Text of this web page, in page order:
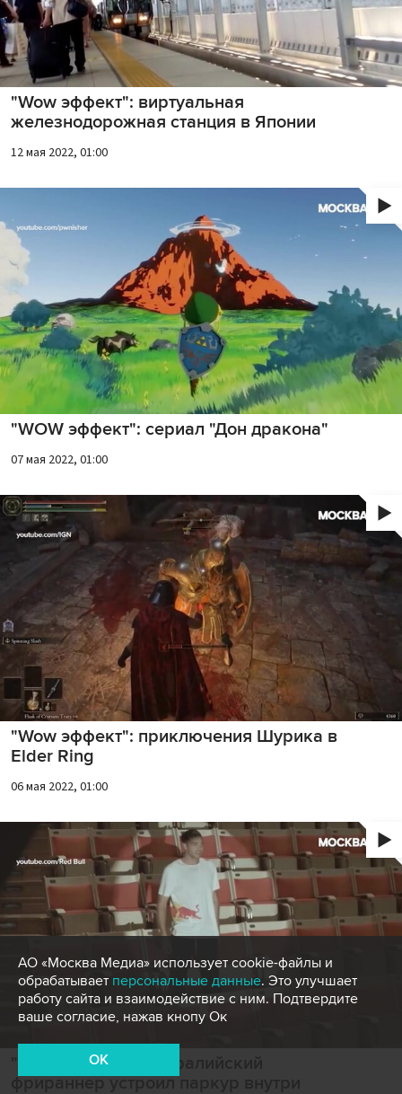
"Wow эффект": виртуальная
железнодорожная станция в Японии
12 мая 2022, 01:00
"WOW эффект": сериал "Дон дракона"
07 мая 2022, 01:00
"Wow эффект": приключения Шурика в
Elder Ring
06 мая 2022, 01:00
"Wow эффект": австралийский
фрираннер устроил паркур внутри
АО «Москва Медиа» использует cookie-файлы и
обрабатывает персональные данные. Это улучшает
работу сайта и взаимодействие с ним. Подтвердите
ваше согласие, нажав кнопу Ок
OK